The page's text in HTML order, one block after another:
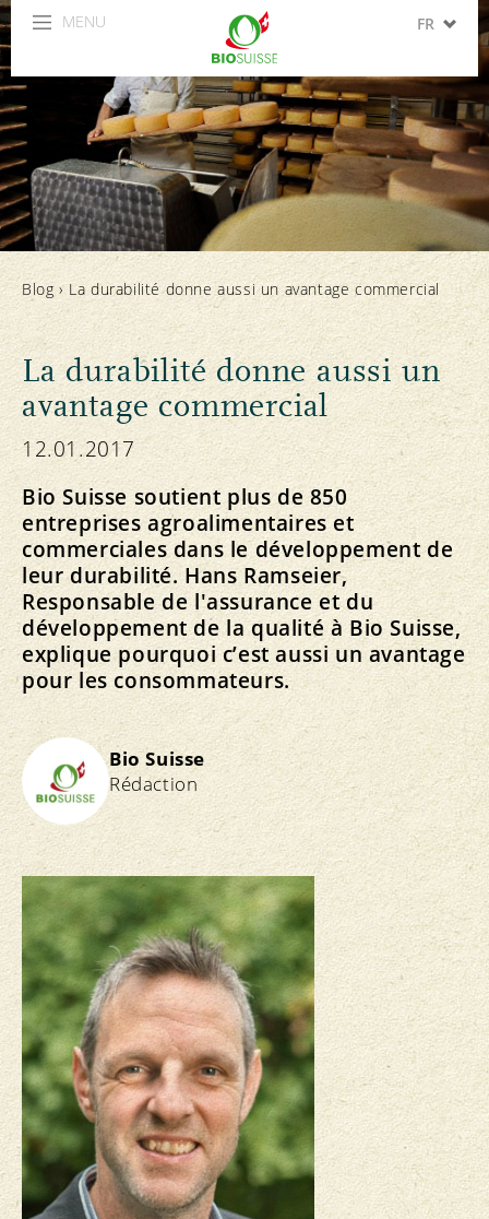
MENU FR
IT
EN
ES
Blog› La durabilité donne aussi un avantage commercial
La durabilité donne aussi un
avantage commercial
12.01.2017
Bio Suisse soutient plus de 850
entreprises agroalimentaires et
commerciales dans le développement de
leur durabilité. Hans Ramseier,
Responsable de l'assurance et du
développement de la qualité à Bio Suisse,
explique pourquoi c’est aussi un avantage
pour les consommateurs.
Bio Suisse
Rédaction